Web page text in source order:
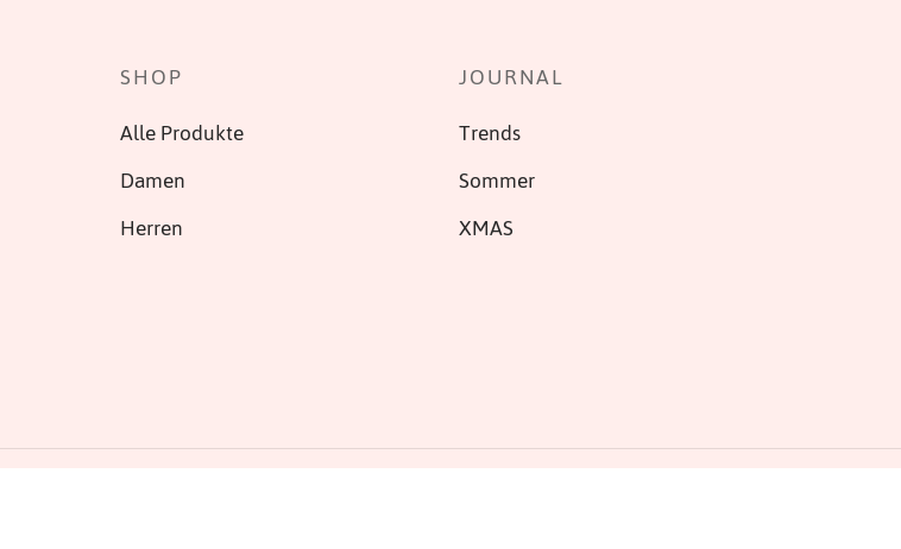
SHOP
Alle Produkte
Damen
Herren
JOURNAL
Trends
Sommer
XMAS